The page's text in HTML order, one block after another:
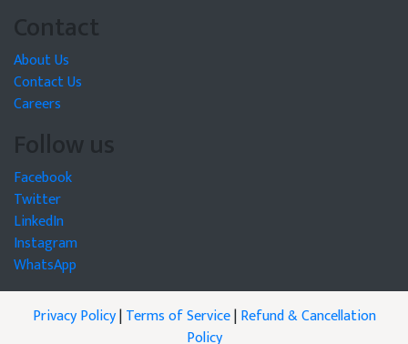
Contact
About Us
Contact Us
Careers
Follow us
Facebook
Twitter
LinkedIn
Instagram
WhatsApp
Privacy Policy|Terms of Service|Refund & Cancellation
Policy